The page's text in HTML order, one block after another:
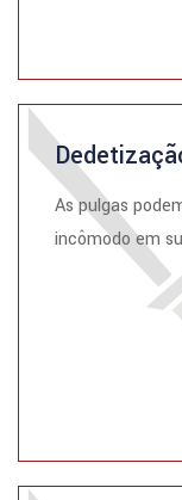
As pulgas
incômodo em